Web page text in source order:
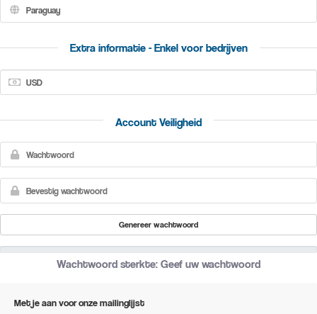
Extra informatie - Enkel voor bedrijven
Account Veiligheid
Genereer wachtwoord
Wachtwoord sterkte: Geef uw wachtwoord
Met je aan voor onze mailinglijst